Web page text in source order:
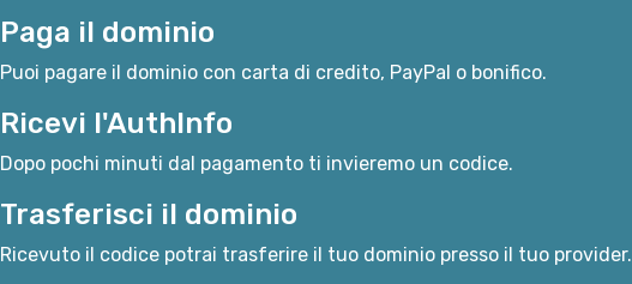
Paga il dominio
Puoi pagare il dominio con carta di credito, PayPal o bonifico.
Ricevi l'AuthInfo
Dopo pochi minuti dal pagamento ti invieremo un codice.
Trasferisci il dominio
Ricevuto il codice potrai trasferire il tuo dominio presso il tuo provider.